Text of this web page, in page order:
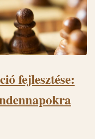
fejlesztése: